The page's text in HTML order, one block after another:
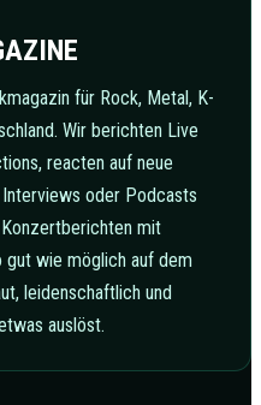
für Rock, Metal, K-
Wir berichten Live
reacten auf neue
oder Podcasts
mit
gut wie möglich auf dem
leidenschaftlich und
auslöst.